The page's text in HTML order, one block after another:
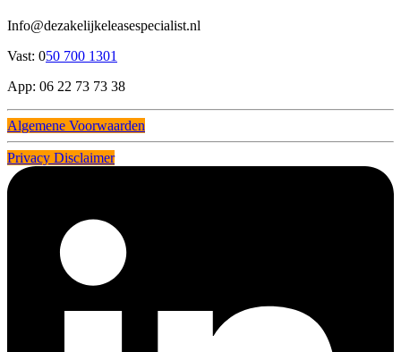
Info@dezakelijkeleasespecialist.nl
Vast: 050 700 1301
App: 06 22 73 73 38
Algemene Voorwaarden
Privacy Disclaimer